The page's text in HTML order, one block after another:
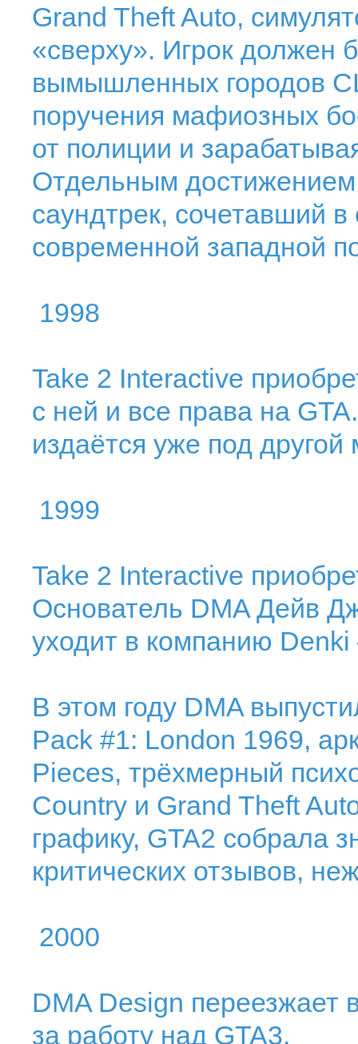
Grand Theft Auto,
«сверху». Игрок должен
вымышленных городов
поручения мафиозных
от полиции и
Отдельным
саундтрек, сочетавший
современной западной
1998
Take 2 Interactive
с ней и все права на
издаётся уже под другой
1999
Take 2 Interactive
Основатель DMA Дейв
уходит в компанию
В этом году DMA
Pack #1: London 1969,
Pieces, трёхмерный
Country и Grand Theft
графику, GTA2 собрала
критических отзывов,
2000
DMA Design переезжает
за работу над GTA3.